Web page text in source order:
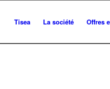
Tisea La société Offres